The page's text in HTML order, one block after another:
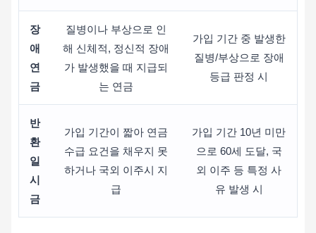
장
애
연
금
질병이나 부상으로 인
해 신체적, 정신적 장애
가 발생했을 때 지급되
는 연금
가입 기간 중 발생한
질병/부상으로 장애
등급 판정 시
반
환
일
시
금
가입 기간이 짧아 연금
수급 요건을 채우지 못
하거나 국외 이주시 지
급
가입 기간 10년 미만
으로 60세 도달, 국
외 이주 등 특정 사
유 발생 시